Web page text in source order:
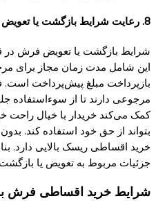
8. رعایت شرایط بازگشت یا تعویض
شرایط بازگشت یا تعویض فرش در
این شامل مدت زمان مجاز برای
بازپرداخت مبلغ پیش‌پرداخت است.
مرجوعی دارند تا از سوءاستفاده
کمک می‌کند خریدار با خیال راحت
بتواند از حق خود استفاده کند.
خرید اقساطی ریسک بالایی دارد.
جزئیات مربوط به تعویض یا بازگشت
شرایط خرید اقساطی فرش